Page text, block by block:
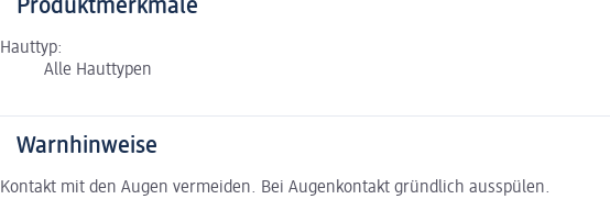
Produktmerkmale
Hauttyp:
Alle Hauttypen
Warnhinweise
Kontakt mit den Augen vermeiden. Bei Augenkontakt gründlich ausspülen.